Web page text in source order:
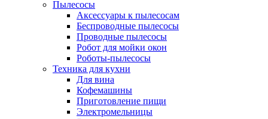
Пылесосы
Аксессуары к пылесосам
Беспроводные пылесосы
Проводные пылесосы
Робот для мойки окон
Роботы-пылесосы
Техника для кухни
Для вина
Кофемашины
Приготовление пищи
Электромельницы